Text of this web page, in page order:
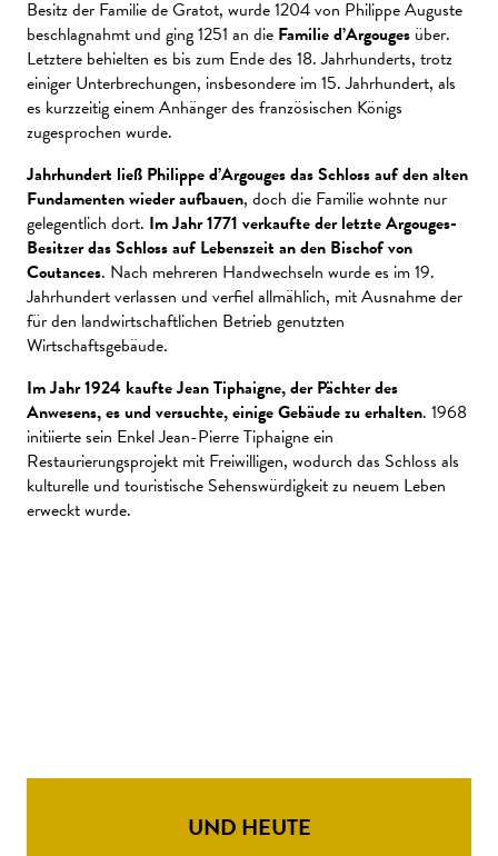
Besitz der Familie de Gratot, wurde 1204 von Philippe Auguste
beschlagnahmt und ging 1251 an die Familie d’Argouges über.
Letztere behielten es bis zum Ende des 18. Jahrhunderts, trotz
einiger Unterbrechungen, insbesondere im 15. Jahrhundert, als
es kurzzeitig einem Anhänger des französischen Königs
zugesprochen wurde.
Jahrhundert ließ Philippe d’Argouges das Schloss auf den alten
Fundamenten wieder aufbauen, doch die Familie wohnte nur
gelegentlich dort. Im Jahr 1771 verkaufte der letzte Argouges-
Besitzer das Schloss auf Lebenszeit an den Bischof von
Coutances. Nach mehreren Handwechseln wurde es im 19.
Jahrhundert verlassen und verfiel allmählich, mit Ausnahme der
für den landwirtschaftlichen Betrieb genutzten
Wirtschaftsgebäude.
Im Jahr 1924 kaufte Jean Tiphaigne, der Pächter des
Anwesens, es und versuchte, einige Gebäude zu erhalten. 1968
initiierte sein Enkel Jean-Pierre Tiphaigne ein
Restaurierungsprojekt mit Freiwilligen, wodurch das Schloss als
kulturelle und touristische Sehenswürdigkeit zu neuem Leben
erweckt wurde.
UND HEUTE